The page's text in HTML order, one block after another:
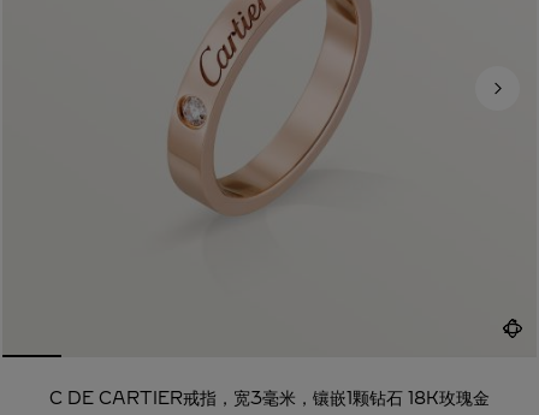
C DE CARTIER戒指，宽3毫米，镶嵌1颗钻石 18K玫瑰金